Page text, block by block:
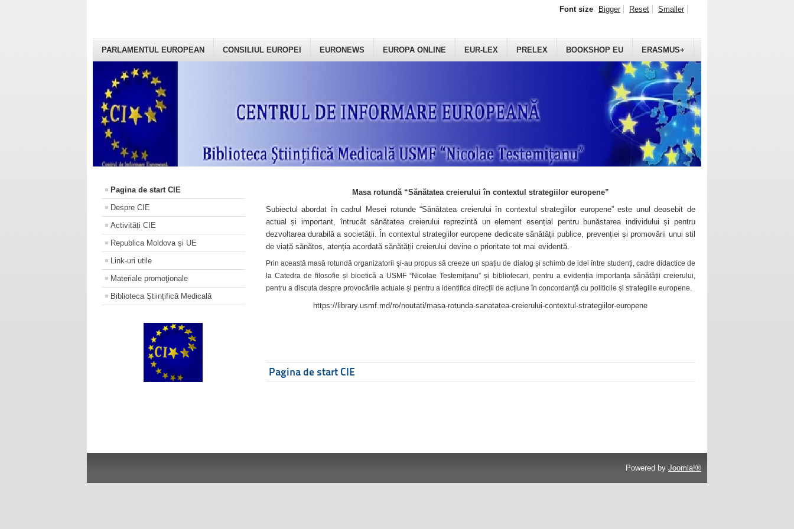
PARLAMENTUL EUROPEAN CONSILIUL EUROPEI EURONEWS EUROPA ONLINE EUR-LEX PRELEX BOOKSHOP EU ERASMUS+
Font size Bigger Reset Smaller
Pagina de start CIE
Despre CIE
Activități CIE
Republica Moldova și UE
Link-uri utile
Materiale promoţionale
Biblioteca Științifică Medicală
Masa rotundă “Sănătatea creierului în contextul strategiilor europene”
Subiectul abordat în cadrul Mesei rotunde “Sănătatea creierului în contextul strategiilor europene” este unul deosebit de
actual și important, întrucât sănătatea creierului reprezintă un element esențial pentru bunăstarea individului și pentru
dezvoltarea durabilă a societății. În contextul strategiilor europene dedicate sănătății publice, prevenției și promovării unui stil
de viață sănătos, atenția acordată sănătății creierului devine o prioritate tot mai evidentă.
Prin această masă rotundă organizatorii şi-au propus să creeze un spațiu de dialog și schimb de idei între studenți, cadre didactice de
la Catedra de filosofie și bioetică a USMF “Nicolae Testemițanu” și bibliotecari, pentru a evidenția importanța sănătății creierului,
pentru a discuta despre provocările actuale și pentru a identifica direcții de acțiune în concordanță cu politicile și strategiile europene.
https://library.usmf.md/ro/noutati/masa-rotunda-sanatatea-creierului-contextul-strategiilor-europene
Pagina de start CIE
Powered by Joomla!®